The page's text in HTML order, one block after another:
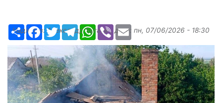
РесурсFacebook
TwitterTelegramWhatsApp
Viber Email
Надіслав:Александр Бугаев, дата: пн, 07/06/2026 - 18:30